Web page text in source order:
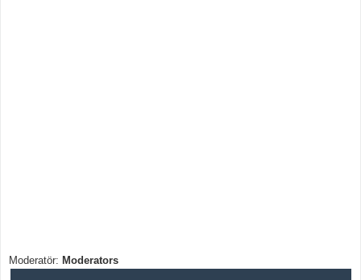
Moderatör: Moderators